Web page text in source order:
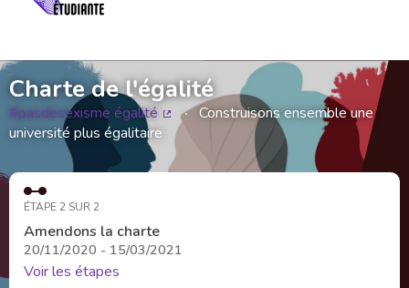
Charte de l'égalité
#pasdesexisme égalité
(Lien externe)
Construisons ensemble une
université plus égalitaire
ÉTAPE 2 SUR 2
Amendons la charte
20/11/2020 - 15/03/2021
Voir les étapes